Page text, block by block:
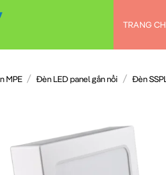
TRANG
MPE / Đèn LED panel gắn nổi / Đèn